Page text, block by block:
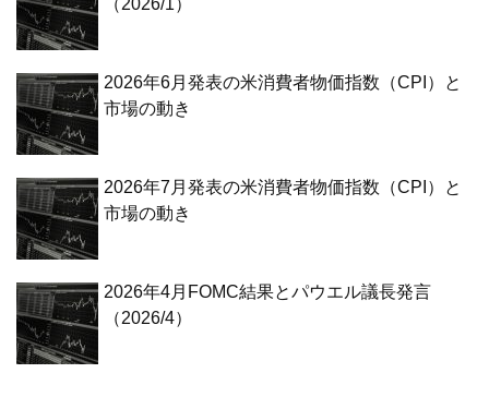
（2026/1）
2026年6月発表の米消費者物価指数（CPI）と
市場の動き
2026年7月発表の米消費者物価指数（CPI）と
市場の動き
2026年4月FOMC結果とパウエル議長発言
（2026/4）